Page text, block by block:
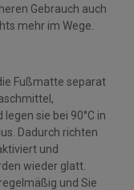
Gebrauch auch
mehr im Wege.
Fußmatte separat
sie bei 90°C in
Dadurch richten
und
wieder glatt.
und Sie